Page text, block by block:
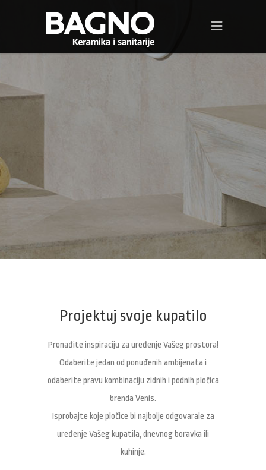
Projektuj svoje kupatilo
Pronađite inspiraciju za uređenje Vašeg prostora!
Odaberite jedan od ponuđenih ambijenata i
odaberite pravu kombinaciju zidnih i podnih pločica
brenda Venis.
Isprobajte koje pločice bi najbolje odgovarale za
uređenje Vašeg kupatila, dnevnog boravka ili
kuhinje.